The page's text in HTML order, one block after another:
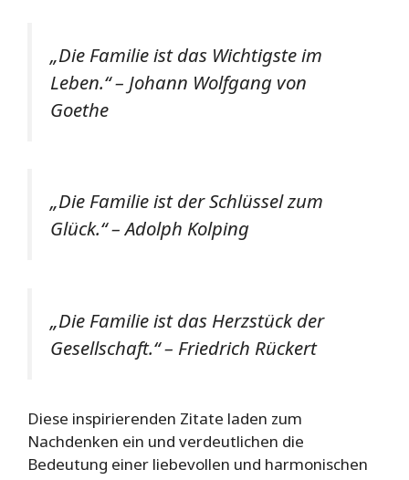
„Die Familie ist das Wichtigste im
Leben.“ – Johann Wolfgang von
Goethe
„Die Familie ist der Schlüssel zum
Glück.“ – Adolph Kolping
„Die Familie ist das Herzstück der
Gesellschaft.“ – Friedrich Rückert
Diese inspirierenden Zitate laden zum
Nachdenken ein und verdeutlichen die
Bedeutung einer liebevollen und harmonischen